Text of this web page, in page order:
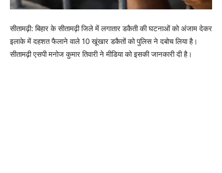
सीतामढ़ी: बिहार के सीतामढ़ी जिले में लगातार डकैती की घटनाओं को अंजाम देकर
इलाके में दहशत फैलाने वाले 10 खूंखार डकैतों को पुलिस ने दबोच लिया है।
सीतामढ़ी एसपी मनोज कुमार तिवारी ने मीडिया को इसकी जानकारी दी है।